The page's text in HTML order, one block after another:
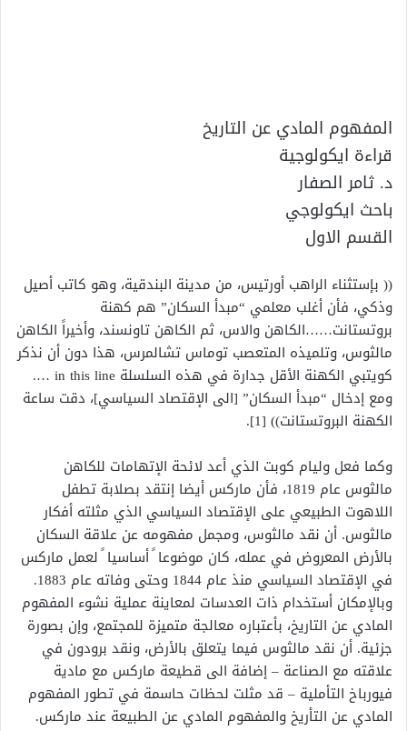
المفهوم المادي عن التاريخ
قراءة ايكولوجية
د. ثامر الصفار
باحث ايكولوجي
القسم الاول
(( بإستثناء الراهب أورتيس، من مدينة البندقية، وهو كاتب أصيل
وذكي، فأن أغلب معلمي “مبدأ السكان” هم كهنة
بروتستانت……الكاهن والاس، ثم الكاهن تاونسند، وأخيراً الكاهن
مالثوس، وتلميذه المتعصب توماس تشالمرس، هذا دون أن نذكر
كويتبي الكهنة الأقل جدارة في هذه السلسلة in this line ….
ومع إدخال “مبدأ السكان” [الى الإقتصاد السياسي]، دقت ساعة
الكهنة البروتستانت)) [1].
وكما فعل وليام كوبت الذي أعد لائحة الإتهامات للكاهن
مالثوس عام 1819، فأن ماركس أيضا إنتقد بصلابة تطفل
اللاهوت الطبيعي على الإقتصاد السياسي الذي مثلته أفكار
مالثوس. أن نقد مالثوس، ومجمل مفهومه عن علاقة السكان
بالأرض المعروض في عمله، كان موضوعا ً أساسيا ً لعمل ماركس
في الإقتصاد السياسي منذ عام 1844 وحتى وفاته عام 1883.
وبالإمكان أستخدام ذات العدسات لمعاينة عملية نشوء المفهوم
المادي عن التاريخ، بأعتباره معالجة متميزة للمجتمع، وإن بصورة
جزئية. أن نقد مالثوس فيما يتعلق بالأرض، ونقد برودون في
علاقته مع الصناعة – إضافة الى قطيعة ماركس مع مادية
فيورباخ التأملية – قد مثلت لحظات حاسمة في تطور المفهوم
المادي عن التأريخ والمفهوم المادي عن الطبيعة عند ماركس.